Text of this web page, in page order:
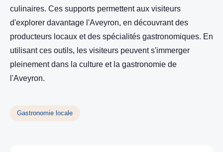
culinaires. Ces supports permettent aux visiteurs
d'explorer davantage l'Aveyron, en découvrant des
producteurs locaux et des spécialités gastronomiques. En
utilisant ces outils, les visiteurs peuvent s'immerger
pleinement dans la culture et la gastronomie de
l'Aveyron.
Gastronomie locale